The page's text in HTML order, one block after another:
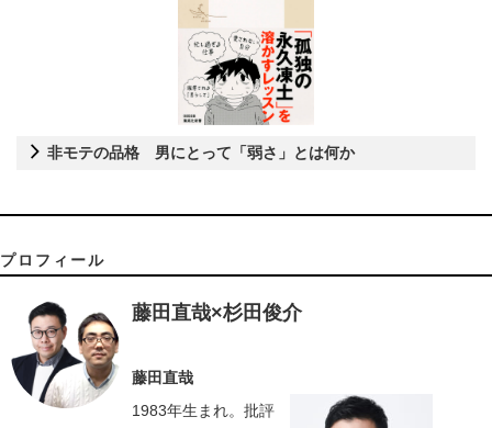
非モテの品格 男にとって「弱さ」とは何か
プロフィール
藤田直哉×杉田俊介
藤田直哉
1983年生まれ。批評